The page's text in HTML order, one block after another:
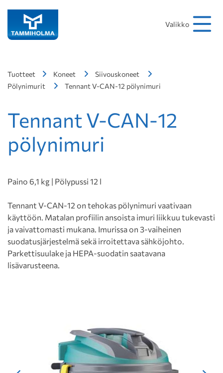
Valikko
Tuotteet Koneet
Siivouskoneet
Pölynimurit
Tennant V-CAN-12 pölynimuri
Tennant V-CAN-12
pölynimuri
Paino 6,1 kg | Pölypussi 12 l
Tennant V-CAN-12 on tehokas pölynimuri vaativaan
käyttöön. Matalan profiilin ansoista imuri liikkuu tukevasti
ja vaivattomasti mukana. Imurissa on 3-vaiheinen
suodatusjärjestelmä sekä irroitettava sähköjohto.
Parkettisuulake ja HEPA-suodatin saatavana
lisävarusteena.